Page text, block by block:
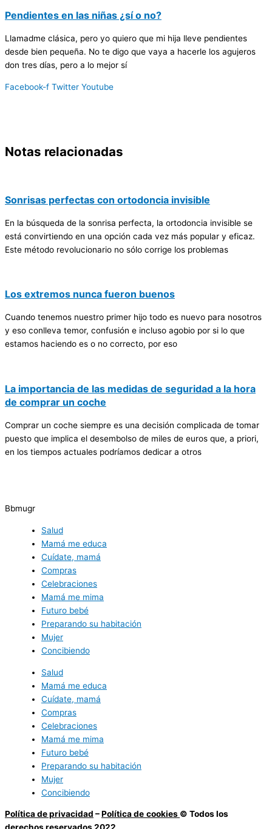
Pendientes en las niñas ¿sí o no?
Llamadme clásica, pero yo quiero que mi hija lleve pendientes
desde bien pequeña. No te digo que vaya a hacerle los agujeros
don tres días, pero a lo mejor sí
Facebook-f Twitter Youtube
Notas relacionadas
Sonrisas perfectas con ortodoncia invisible
En la búsqueda de la sonrisa perfecta, la ortodoncia invisible se
está convirtiendo en una opción cada vez más popular y eficaz.
Este método revolucionario no sólo corrige los problemas
Los extremos nunca fueron buenos
Cuando tenemos nuestro primer hijo todo es nuevo para nosotros
y eso conlleva temor, confusión e incluso agobio por si lo que
estamos haciendo es o no correcto, por eso
La importancia de las medidas de seguridad a la hora
de comprar un coche
Comprar un coche siempre es una decisión complicada de tomar
puesto que implica el desembolso de miles de euros que, a priori,
en los tiempos actuales podríamos dedicar a otros
Bbmugr
Salud
Mamá me educa
Cuídate, mamá
Compras
Celebraciones
Mamá me mima
Futuro bebé
Preparando su habitación
Mujer
Concibiendo
Salud
Mamá me educa
Cuídate, mamá
Compras
Celebraciones
Mamá me mima
Futuro bebé
Preparando su habitación
Mujer
Concibiendo
Política de privacidad –Política de cookies © Todos los